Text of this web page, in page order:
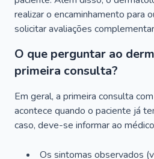
realizar o encaminhamento para
solicitar avaliações
O que perguntar ao
primeira consulta?
Em geral, a primeira consulta
acontece quando o paciente já
caso, deve-se informar ao
Os sintomas observados